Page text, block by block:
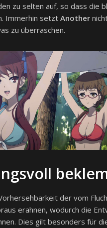
zu selten auf, so dass die
Immerhin setztAnother
zu überraschen.
der vom
erahnen, wodurch die
Dies gilt besonders für